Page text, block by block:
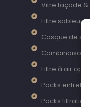
Vitre façade
Filtre
Casque de
Combinaison
Filtre à air
Packs
Packs